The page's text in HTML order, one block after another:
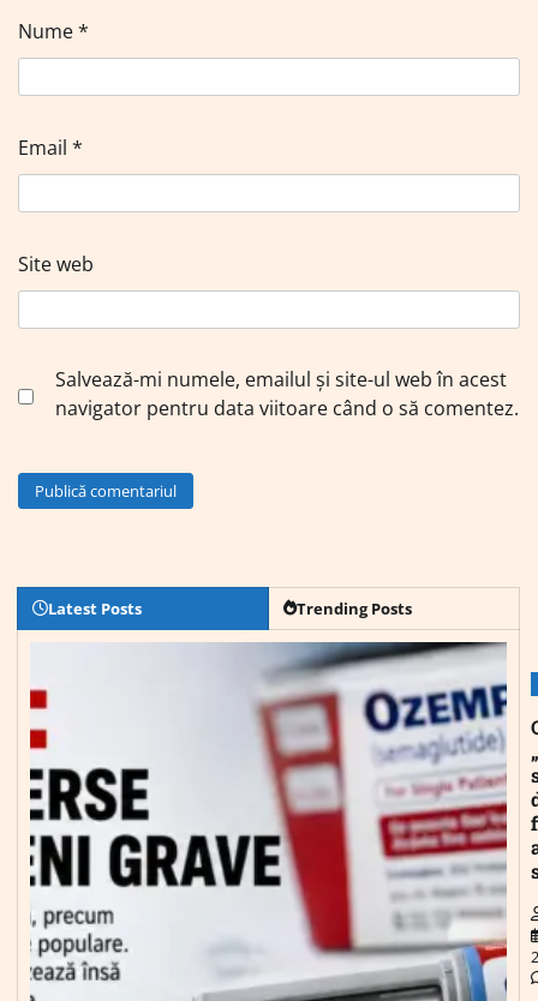
Nume*
Email *
Site web
Salvează-mi numele, emailul și site-ul web în acest
navigator pentru data viitoare când o să comentez.
Latest Posts Trending Posts